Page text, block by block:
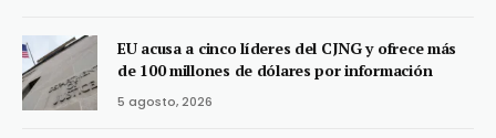
EU acusa a cinco líderes del CJNG y ofrece más
de 100 millones de dólares por información
5 agosto, 2026